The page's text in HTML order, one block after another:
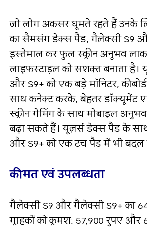
जो लोग अकसर घूमते रहते हैं उनके
का सैमसंग डेक्‍स पैड, गैलेक्सी S9
इस्तेमाल कर फुल स्‍क्रीन अनुभव
लाइफस्‍टाइल को सशक्‍त बनाता है।
और S9+ को एक बड़े मॉनिटर,
साथ कनेक्‍ट करके, बेहतर डॉक्‍यूमेंट
स्‍क्रीन गेमिंग के साथ मोबाइल
बढ़ा सकते हैं। यूज़र्स डेक्‍स पैड के
और S9+ को एक टच पैड में भी बदल
कीमत एवं उपलब्धता
गैलेक्सी S9 और गैलेक्सी S9+ का
ग्राहकों को क्रमश: 57,900 रुपए और